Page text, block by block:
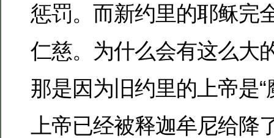
惩罚。而新约里的耶稣完
仁慈。为什么会有这么大
那是因为旧约里的上帝是“
上帝已经被释迦牟尼给降